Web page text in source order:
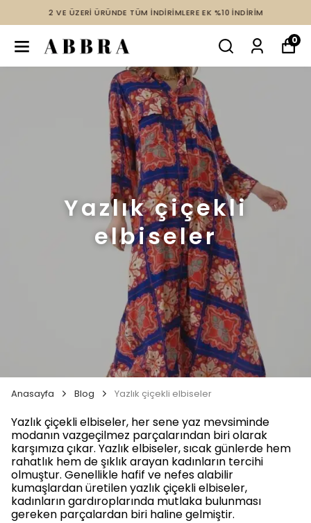
2 VE ÜZERİ ÜRÜNDE TÜM İNDİRİMLERE EK %10 İNDİRİM
0
Yazlık çiçekli
elbiseler
Anasayfa Blog Yazlık çiçekli elbiseler
Yazlık çiçekli elbiseler, her sene yaz mevsiminde
modanın vazgeçilmez parçalarından biri olarak
karşımıza çıkar. Yazlık elbiseler, sıcak günlerde hem
rahatlık hem de şıklık arayan kadınların tercihi
olmuştur. Genellikle hafif ve nefes alabilir
kumaşlardan üretilen yazlık çiçekli elbiseler,
kadınların gardıroplarında mutlaka bulunması
gereken parçalardan biri haline gelmiştir.